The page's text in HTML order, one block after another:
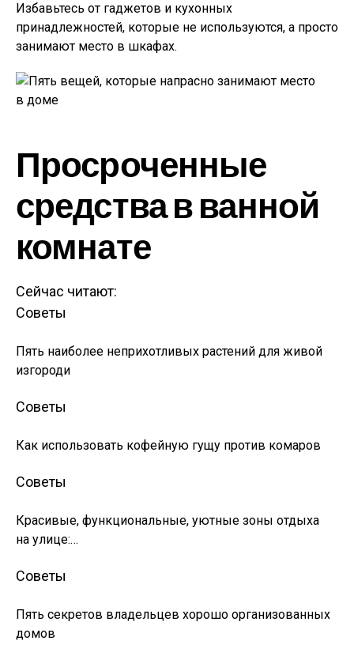
Избавьтесь от гаджетов и кухонных
принадлежностей, которые не используются, а просто
занимают место в шкафах.
Просроченные
средства в ванной
комнате
Сейчас читают:
Советы
Пять наиболее неприхотливых растений для живой
изгороди
Советы
Как использовать кофейную гущу против комаров
Советы
Красивые, функциональные, уютные зоны отдыха
на улице:…
Советы
Пять секретов владельцев хорошо организованных
домов